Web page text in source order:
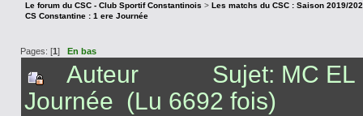
Le forum du CSC - Club Sportif Constantinois >
CS Constantine : 1 ere Journée
Pages: [1] En bas
Auteur
Sujet: MC
Journée (Lu 6692 fois)